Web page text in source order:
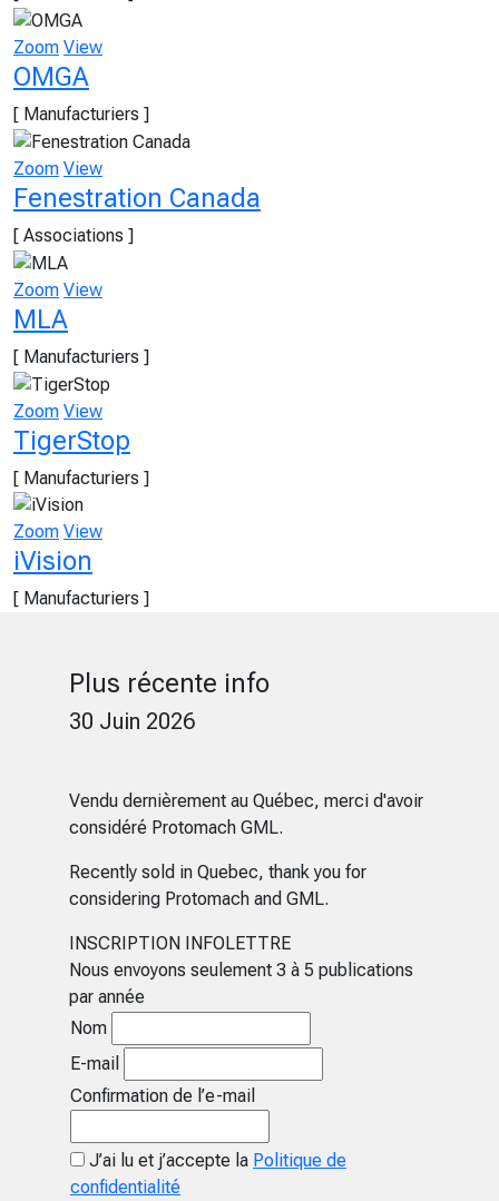
Zoom View
OMGA
[ Manufacturiers ]
Zoom View
Fenestration Canada
[ Associations ]
Zoom View
MLA
[ Manufacturiers ]
Zoom View
TigerStop
[ Manufacturiers ]
Zoom View
iVision
[ Manufacturiers ]
Plus récente info
30 Juin 2026
Vendu dernièrement au Québec, merci d'avoir
considéré Protomach GML.
Recently sold in Quebec, thank you for
considering Protomach and GML.
INSCRIPTION INFOLETTRE
Nous envoyons seulement 3 à 5 publications
par année
Nom
E-mail
Confirmation de l’e-mail
J’ai lu et j’accepte la Politique de
confidentialité